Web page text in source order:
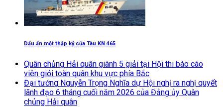
Dấu ấn một thập kỷ của Tàu KN 465
Quân chủng Hải quân giành 5 giải tại Hội thi báo cáo
viên giỏi toàn quân khu vực phía Bắc
Đại tướng Nguyễn Trọng Nghĩa dự Hội nghị ra nghị quyết
lãnh đạo 6 tháng cuối năm 2026 của Đảng ủy Quân
chủng Hải quân